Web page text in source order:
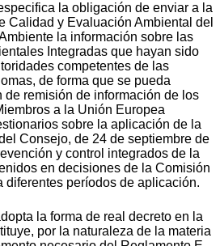
la obligación de enviar a la
Calidad y Evaluación Ambiental del
la información sobre las
Integradas que hayan sido
competentes de las
de forma que se pueda
remisión de información de los
a la Unión Europea
sobre la aplicación de la
Consejo, de 24 de septiembre de
y control integrados de la
en decisiones de la Comisión
diferentes períodos de aplicación.
la forma de real decreto en la
por la naturaleza de la materia